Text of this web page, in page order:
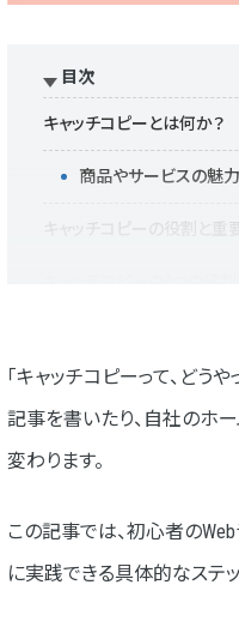
目次
キャッチコピーとは何か？
商品やサービスの魅
キャッチコピーの役割と重
②競合との差別化
①お得感が明確に伝わ
「キャッチコピーって、どう
記事を書いたり、自社のホ
変わります。
この記事では、初心者の
に実践できる具体的なステ